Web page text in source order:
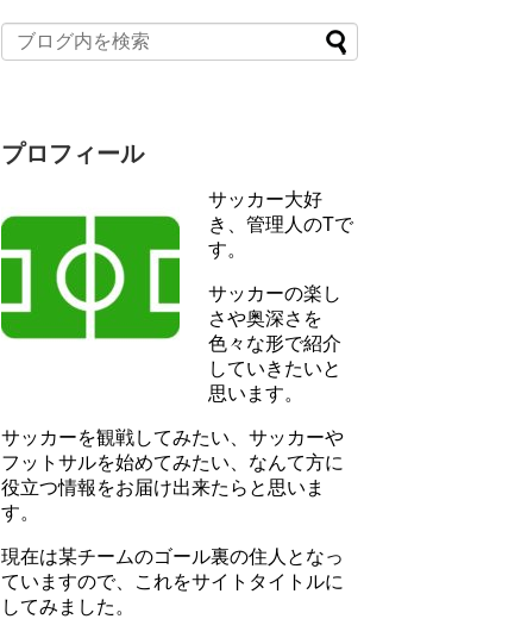
プロフィール
サッカー大好
き、管理人のTで
す。
サッカーの楽し
さや奥深さを
色々な形で紹介
していきたいと
思います。
サッカーを観戦してみたい、サッカーや
フットサルを始めてみたい、なんて方に
役立つ情報をお届け出来たらと思いま
す。
現在は某チームのゴール裏の住人となっ
ていますので、これをサイトタイトルに
してみました。